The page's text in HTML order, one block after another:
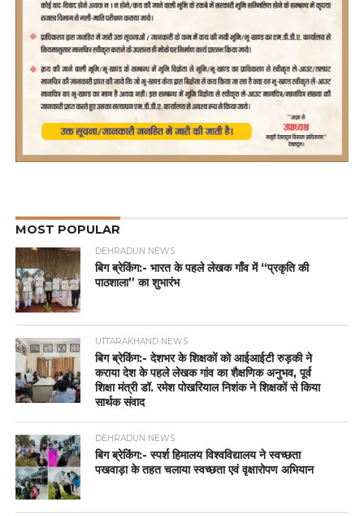
MOST POPULAR
DEHRADUN NEWS
बिग ब्रेकिंग:- भारत के पहले लेखक गाँव में “प्रकृति की
पाठशाला” का शुभारंभ
UTTARAKHAND NEWS
बिग ब्रेकिंग:- देशभर के शिक्षकों को आईआईटी रुड़की ने
कराया देश के पहले लेखक गांव का शैक्षणिक अनुभव, पूर्व
शिक्षा मंत्री डॉ. रमेश पोखरियाल निशंक ने शिक्षकों से किया
सार्थक संवाद
DEHRADUN NEWS
बिग ब्रेकिंग:- स्पर्श हिमालय विश्वविद्यालय ने स्वच्छता
पखवाड़ा के तहत चलाया स्वच्छता एवं वृक्षारोपण अभियान